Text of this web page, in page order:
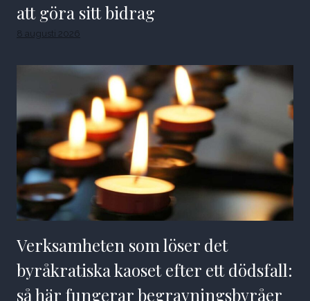
att göra sitt bidrag
8 augusti 2026
Verksamheten som löser det
byråkratiska kaoset efter ett dödsfall:
så här fungerar begravningsbyråer